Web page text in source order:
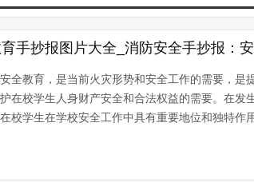
手抄报图片大全_消防安全手抄报：
全教育，是当前火灾形势和安全工作的需要，
在校学生人身财产安全和合法权益的需要。在
校学生在学校安全工作中具有重要地位和独特作